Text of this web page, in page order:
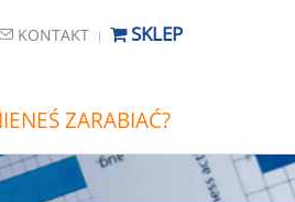
KONTAKT SKLEP
ZARABIAĆ?